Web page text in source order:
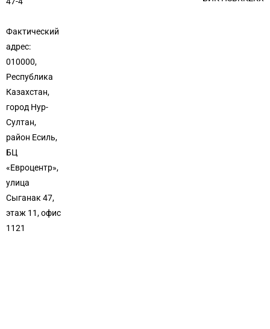
Фактический
адрес:
010000,
Республика
Казахстан,
город Нур-
Султан,
район Есиль,
БЦ
«Евроцентр»,
улица
Сыганак 47,
этаж 11, офис
1121